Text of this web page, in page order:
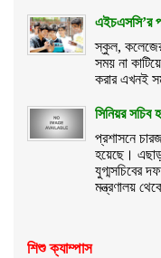
এইচএসসি’র
স্কুল,
সময় না
করার এখনই
সিনিয়র সচিব
প্রশাসনে
হয়েছে।
যুগ্মসচিবের
মন্ত্রণালয়
শিশু ক্যাম্পাস